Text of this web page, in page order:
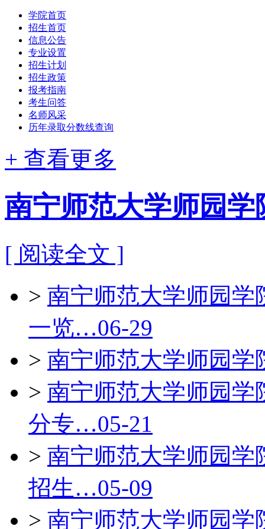
学院首页
招生首页
信息公告
专业设置
招生计划
招生政策
报考指南
考生问答
名师风采
历年录取分数线查询
+ 查看更多
南宁师范大学师园学
[ 阅读全文 ]
> 南宁师范大学师园学
一览…06-29
> 南宁师范大学师园学
> 南宁师范大学师园学
分专…05-21
> 南宁师范大学师园学
招生…05-09
> 南宁师范大学师园学